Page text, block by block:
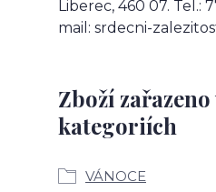
Liberec, 460 07. Tel.:
mail: srdecni-
Zboží zařazeno
kategoriích
VÁNOCE